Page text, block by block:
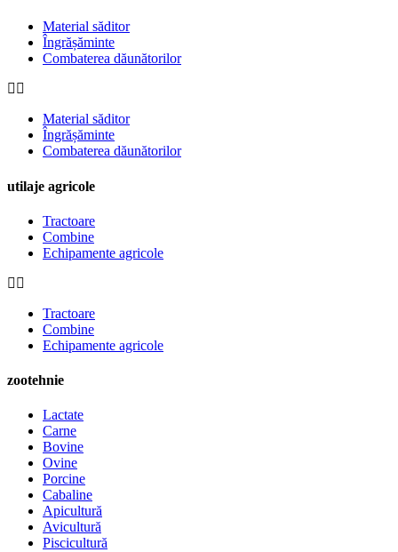
Material săditor
Îngrășăminte
Combaterea dăunătorilor
Material săditor
Îngrășăminte
Combaterea dăunătorilor
utilaje agricole
Tractoare
Combine
Echipamente agricole
Tractoare
Combine
Echipamente agricole
zootehnie
Lactate
Carne
Bovine
Ovine
Porcine
Cabaline
Apicultură
Avicultură
Piscicultură